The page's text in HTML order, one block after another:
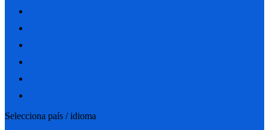
Selecciona país / idioma